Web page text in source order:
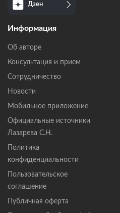
Дзен
Информация
Об авторе
Консультация и прием
Сотрудничество
Новости
Мобильное приложение
Официальные источники
Лазарева С.Н.
Политика
конфиденциальности
Пользовательское
соглашение
Публичная оферта